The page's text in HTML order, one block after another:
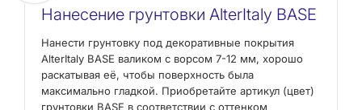
Нанесение грунтовки AlterItaly BASE
Нанести грунтовку под декоративные покрытия
AlterItaly BASE валиком с ворсом 7-12 мм, хорошо
раскатывая её, чтобы поверхность была
максимально гладкой. Приобретайте артикул (цвет)
грунтовки BASE в соответствии с оттенком